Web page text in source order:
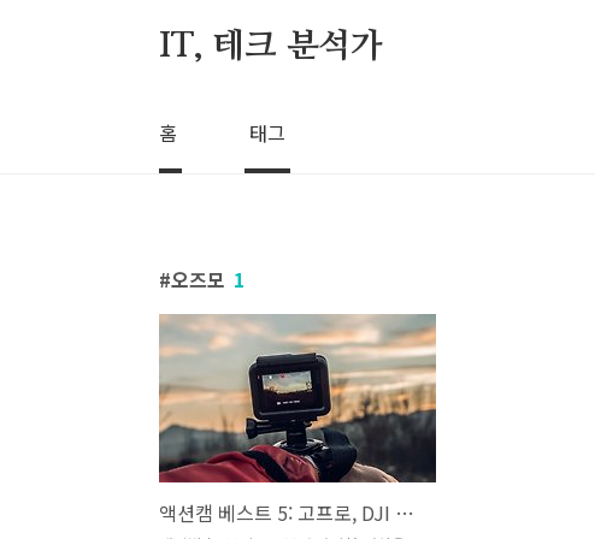
IT, 테크 분석가
홈 태그
오즈모 1
액션캠 베스트 5: 고프로, DJI 오즈모, 그 외 3가지